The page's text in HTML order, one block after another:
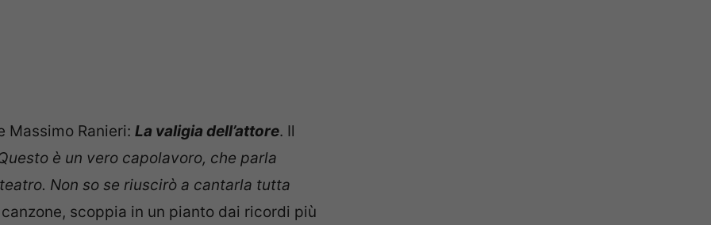
Massimo Ranieri: La valigia dell’attore. Il
è un vero capolavoro, che parla
Non so se riuscirò a cantarla tutta
scoppia in un pianto dai ricordi più